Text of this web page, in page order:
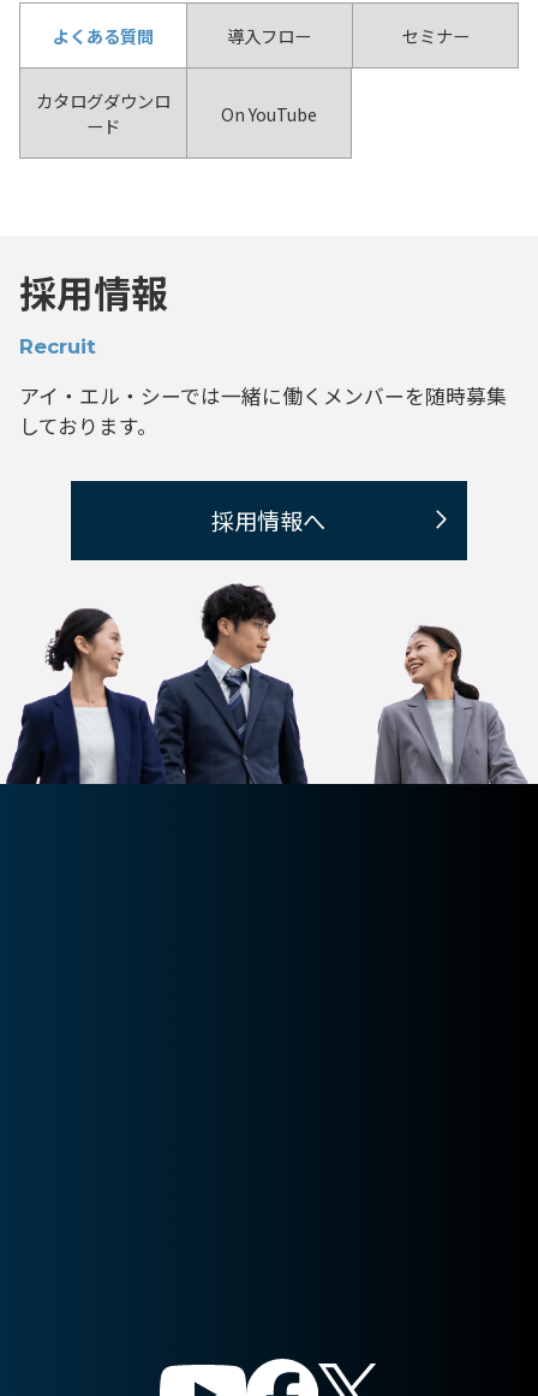
よくある質問 導入フロー セミナー
カタログダウンロ
ード
On YouTube
採用情報
Recruit
アイ・エル・シーでは一緒に働くメンバーを随時募集
しております。
採用情報へ